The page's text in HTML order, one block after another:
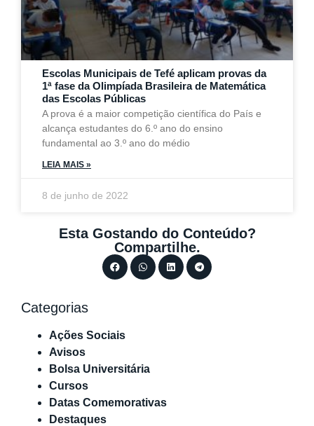
Escolas Municipais de Tefé aplicam provas da
1ª fase da Olimpíada Brasileira de Matemática
das Escolas Públicas
A prova é a maior competição científica do País e
alcança estudantes do 6.º ano do ensino
fundamental ao 3.º ano do médio
LEIA MAIS »
8 de junho de 2022
Esta Gostando do Conteúdo?
Compartilhe.
Categorias
Ações Sociais
Avisos
Bolsa Universitária
Cursos
Datas Comemorativas
Destaques